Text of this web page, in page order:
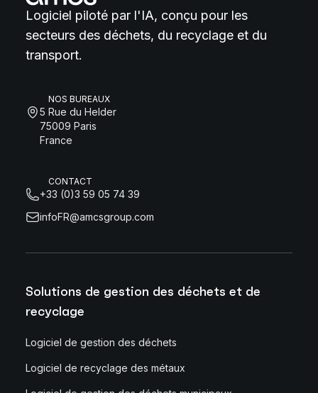
Logiciel piloté par l'IA, conçu pour les
secteurs des déchets, du recyclage et du
transport.
NOS BUREAUX
5 Rue du Helder
75009 Paris
France
CONTACT
+33 (0)3 59 05 74 39
infoFR@amcsgroup.com
Solutions de gestion des déchets et de
recyclage
Logiciel de gestion des déchets
Logiciel de recyclage des métaux